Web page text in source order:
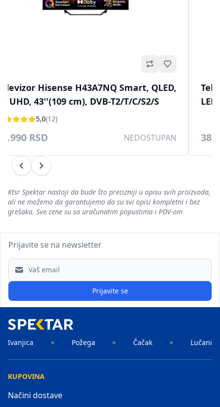
Omiljeno
Philips 50PUS8010/12 Smart,
4K UHD 50"(127 cm), DVB-T/T2/T2-
C/S/S2
RSD NEDOSTUPAN
Prethodni
Sledeći
Ktsr Spektar nastoji da bude što precizniji u opisu svih proizvoda,
ali ne možemo da garantujemo da su svi opisi kompletni i bez
grešaka. Sve cene su sa uračunatim popustima i PDV-om
Prijavite se na newsletter
Email address
Prijavite se
Ivanjica Požega Čačak Lučani
KUPOVINA
Načini dostave